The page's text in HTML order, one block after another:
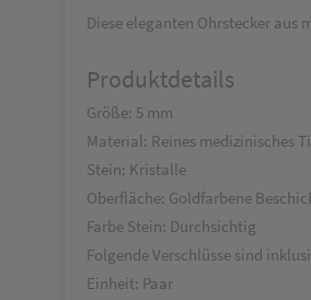
Diese eleganten Ohrstecker
Produktdetails
Größe: 5 mm
Material: Reines medizinisches
Stein: Kristalle
Oberfläche: Goldfarbene
Farbe Stein: Durchsichtig
Folgende Verschlüsse sind
Einheit: Paar